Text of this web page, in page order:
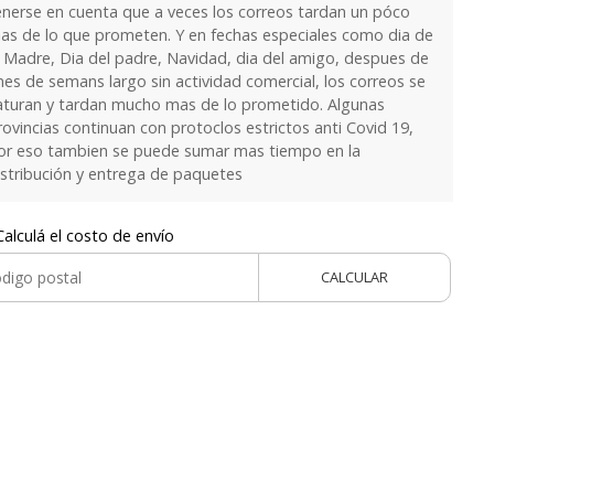
en cuenta que a veces los correos tardan un póco
de lo que prometen. Y en fechas especiales como dia de
Madre, Dia del padre, Navidad, dia del amigo, despues de
de semans largo sin actividad comercial, los correos se
y tardan mucho mas de lo prometido. Algunas
continuan con protoclos estrictos anti Covid 19,
eso tambien se puede sumar mas tiempo en la
y entrega de paquetes
el costo de envío
CALCULAR